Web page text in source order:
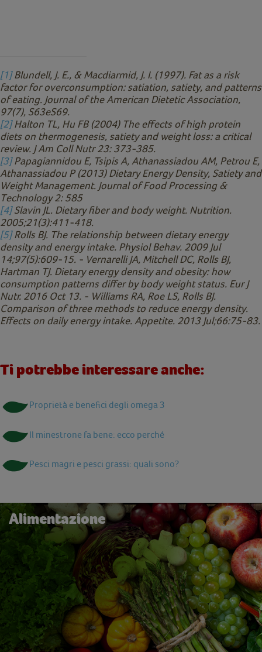
[1]Blundell, J. E., & Macdiarmid, J. I. (1997). Fat as a risk
factor for overconsumption: satiation, satiety, and patterns
of eating. Journal of the American Dietetic Association,
97(7), S63eS69.
[2]Halton TL, Hu FB (2004) The effects of high protein
diets on thermogenesis, satiety and weight loss: a critical
review. J Am Coll Nutr 23: 373-385.
[3]Papagiannidou E, Tsipis A, Athanassiadou AM, Petrou E,
Athanassiadou P (2013) Dietary Energy Density, Satiety and
Weight Management. Journal of Food Processing &
Technology 2: 585
[4] Slavin JL. Dietary fiber and body weight. Nutrition.
2005;21(3):411-418.
[5] Rolls BJ. The relationship between dietary energy
density and energy intake. Physiol Behav. 2009 Jul
14;97(5):609-15. - Vernarelli JA, Mitchell DC, Rolls BJ,
Hartman TJ. Dietary energy density and obesity: how
consumption patterns differ by body weight status. Eur J
Nutr. 2016 Oct 13. - Williams RA, Roe LS, Rolls BJ.
Comparison of three methods to reduce energy density.
Effects on daily energy intake. Appetite. 2013 Jul;66:75-83.
Ti potrebbe interessare anche:
Proprietà e benefici degli omega 3
Il minestrone fa bene: ecco perché
Pesci magri e pesci grassi: quali sono?
Alimentazione